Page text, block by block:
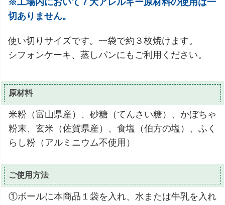
切ありません。
使い切りサイズです。一袋で約３枚焼けます。
シフォンケーキ、蒸しパンにもご利用ください。
原材料
米粉（富山県産）、砂糖（てんさい糖）、かぼちゃ
粉末、玄米（佐賀県産）、食塩（伯方の塩）、ふく
らし粉（アルミニウム不使用）
ご使用方法
①ボールに本商品１袋を入れ、水または牛乳を入れ